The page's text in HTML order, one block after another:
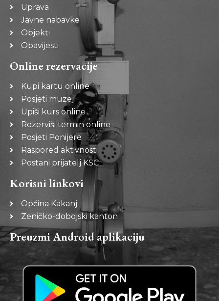
Uprava
Javne nabavke
Objekti
Obavijesti
Online rezervacije
Kupi kartu online
Posjeti muzej
Upiši kurs online
Rezerviši termin online
Posjeti Ponijere
Raspored aktivnosti
Postani prijatelj KSC
Korisni linkovi
Općina Kakanj
Zeničko-dobojski kanton
Preuzmi Android aplikaciju